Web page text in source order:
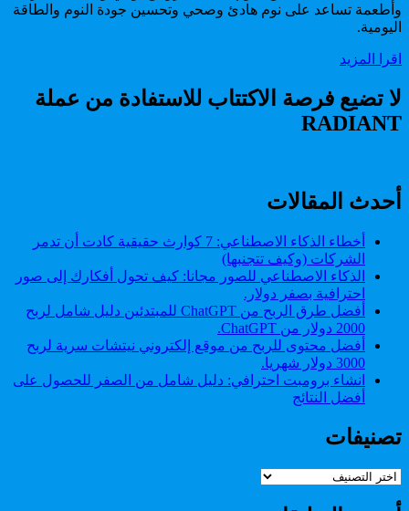
لتحسين
هادئ
وصحي
وأطعمة تساعد على نوم هادئ وصحي وتحسين جودة النوم والطاقة
اليومية.
اقرا المزيد
لتحسين
النوم:
دليلك
وصحي
لا تضيع فرصة الاكتتاب للاستفادة من عملة
RADIANT
أحدث المقالات
أخطاء الذكاء الاصطناعي: 7 كوارث حقيقية كادت أن تدمر
الشركات (وكيف تتجنبها)
الذكاء الاصطناعي للصور مجانا: كيف تحول أفكارك إلى صور
احترافية بصفر دولار.
أفضل طرق الربح من ChatGPT للمبتدئين دليل شامل لربح
2000 دولار من ChatGPT.
أفضل محتوى للربح من موقع إلكتروني نيتشات سرية لربح
3000 دولار شهريا.
انشاء برومبت احترافي: دليل شامل من الصفر للحصول على
أفضل النتائج
تصنيفات
تصنيفات